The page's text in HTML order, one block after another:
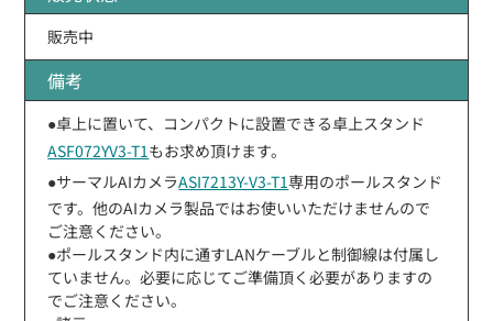
販売中
備考
●卓上に置いて、コンパクトに設置できる卓上スタンド
ASF072YV3-T1 もお求め頂けます。
●サーマルAIカメラASI7213Y-V3-T1専用のポールスタンド
です。他のAIカメラ製品ではお使いいただけませんので
ご注意ください。
●ポールスタンド内に通すLANケーブルと制御線は付属し
ていません。必要に応じてご準備頂く必要がありますの
でご注意ください。